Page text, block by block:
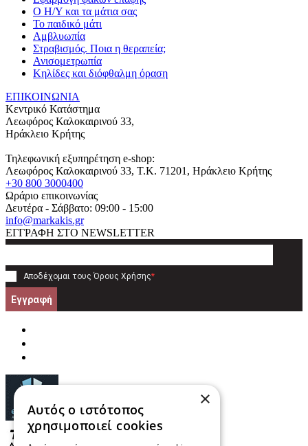
Ο Η/Υ και τα μάτια σας
Το παιδικό μάτι
Αμβλυωπία
Στραβισμός. Ποια η θεραπεία;
Ανισομετρωπία
Κηλίδες και διόφθαλμη όραση
ΕΠΙΚΟΙΝΩΝΙΑ
Κεντρικό Κατάστημα
Λεωφόρος Καλοκαιρινού 33,
Ηράκλειο Κρήτης
Τηλεφωνική εξυπηρέτηση e-shop:
Λεωφόρος Καλοκαιρινού 33, T.K. 71201, Ηράκλειο Κρήτης
+30 800 3000400
Ωράριο επικοινωνίας
Δευτέρα - Σάββατο: 09:00 - 15:00
info@markakis.gr
ΕΓΓΡΑΦΗ ΣΤΟ NEWSLETTER
Αποδέχομαι τους Όρους Χρήσης*
Εγγραφή
×
Αυτός ο ιστότοπος
χρησιμοποιεί cookies